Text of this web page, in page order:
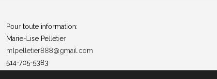
Pour toute information:
Marie-Lise Pelletier
mlpelletier888@gmail.com
514-705-5383